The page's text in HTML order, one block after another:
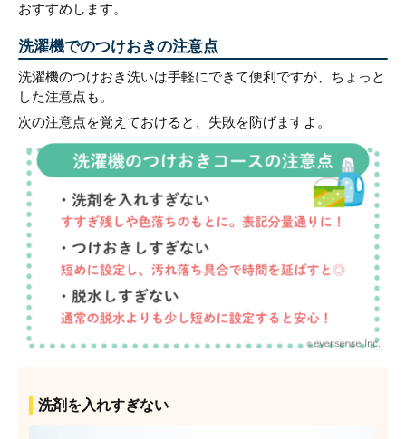
おすすめします。
洗濯機でのつけおきの注意点
洗濯機のつけおき洗いは手軽にできて便利ですが、ちょっと
した注意点も。
次の注意点を覚えておけると、失敗を防げますよ。
洗剤を入れすぎない